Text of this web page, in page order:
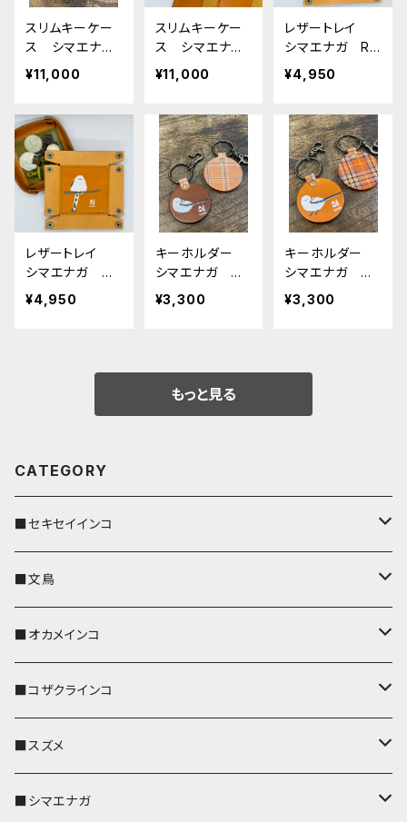
スリムキーケー
ス シマエナ
ガ レッド タ
ータンチェック
アート 栃木レ
ザー しまえな
が
¥11,000
スリムキーケー
ス シマエナ
ガ キャメル C
AMEL 栃木レ
が
¥11,000
レザートレイ
シマエナガ Re
dBrown レッ
ドブラウン 栃
¥4,950
レザートレイ
シマエナガ キ
ャメル Camel
栃木レザー si
¥4,950
キーホルダー
シマエナガ ブ
ラウン （ ベー
ジュ タータン
¥3,300
キーホルダー
シマエナガ 横
向き キャメ
ル （ レッドブ
¥3,300
もっと見る
CATEGORY
■セキセイインコ
キーカバー
キーホルダー
パスケース
リール付きストラップ
リールのみ
IDカードホルダー
■文鳥
キーカバー
キーホルダー
パスケース
リール付きストラップ
■オカメインコ
キーカバー
キーホルダー
パスケース
■コザクラインコ
キーカバー
キーホルダー
■スズメ
キーカバー
■シマエナガ